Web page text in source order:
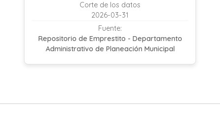
Corte de los datos
2026-03-31
Fuente:
Repositorio de Emprestito - Departamento
Administrativo de Planeación Municipal